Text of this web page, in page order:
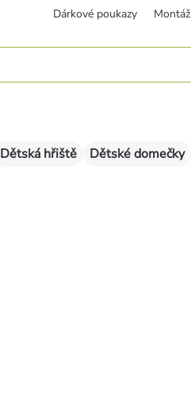
Dárkové poukazy Montáž
Dětská hřiště Dětské domečky